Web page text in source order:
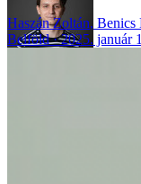
Haszán Zoltán, Benics
Belföld
2025. január